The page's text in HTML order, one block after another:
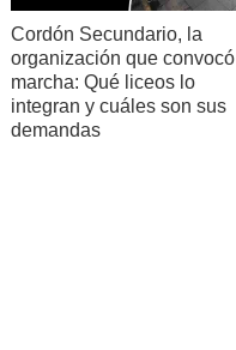
Cordón Secundario, la
organización que convocó
marcha: Qué liceos lo
integran y cuáles son sus
demandas